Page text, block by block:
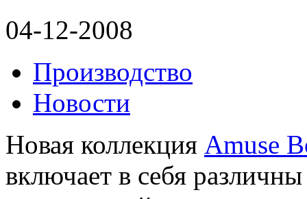
04-12-2008
Производство
Новости
Новая коллекция Amuse
включает в себя